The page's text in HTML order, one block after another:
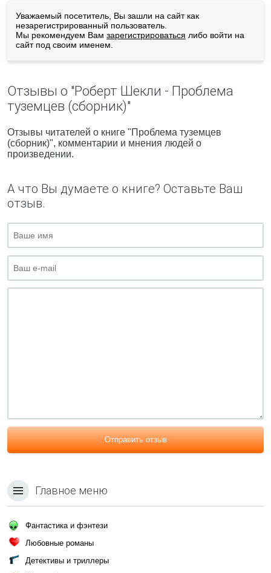
Уважаемый посетитель, Вы зашли на сайт как
незарегистрированный пользователь.
Мы рекомендуем Вам зарегистрироваться либо войти на
сайт под своим именем.
Отзывы о "Роберт Шекли - Проблема
туземцев (сборник)"
Отзывы читателей о книге "Проблема туземцев
(сборник)", комментарии и мнения людей о
произведении.
А что Вы думаете о книге? Оставьте Ваш
отзыв.
Отправить отзыв
Главное меню
Фантастика и фэнтези
Любовные романы
Детективы и триллеры